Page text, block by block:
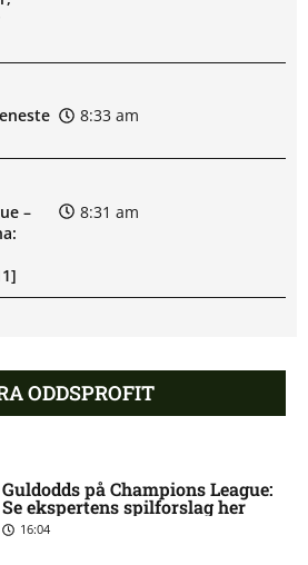
8:33 am
–
8:31 am
–
ODDSPROFIT
Guldodds på Champions League:
Se ekspertens spilforslag her
16:04